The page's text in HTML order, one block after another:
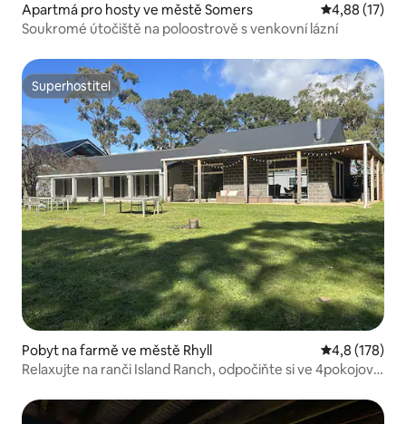
Apartmá pro hosty ve městě Somers Průměrné
4,88 (17)
Soukromé útočiště na poloostrově s venkovní lázní
Superhostitel
Superhostitel
Pobyt na farmě ve městě Rhyll Průměrné
4,8 (178)
Relaxujte na ranči Island Ranch, odpočiňte si ve 4pokojové